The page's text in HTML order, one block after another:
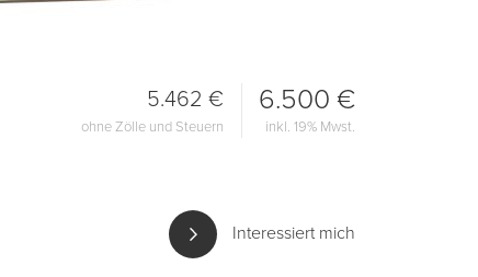
6.500 €
inkl. 19% Mwst.
5.462 €
ohne Zölle und Steuern
Interessiert mich